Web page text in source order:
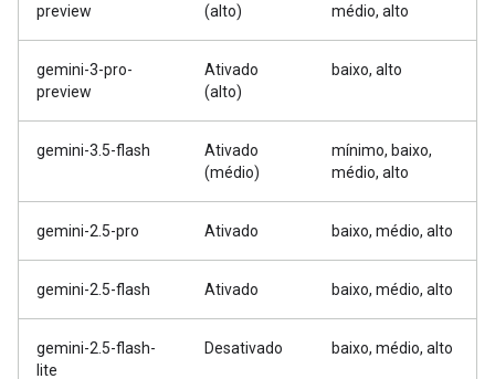
preview
(alto)
médio, alto
gemini-3-pro-
preview
Ativado
(alto)
baixo, alto
gemini-3.5-flash
Ativado
(médio)
mínimo, baixo,
médio, alto
gemini-2.5-pro Ativado baixo, médio, alto
gemini-2.5-flash Ativado baixo, médio, alto
gemini-2.5-flash-
lite
Desativado baixo, médio, alto